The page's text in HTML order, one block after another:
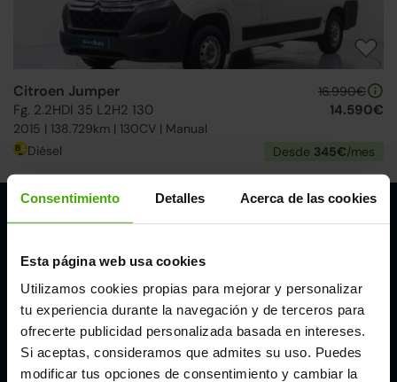
Consentimiento Detalles Acerca de las cookies
Esta página web usa cookies
Utilizamos cookies propias para mejorar y personalizar
tu experiencia durante la navegación y de terceros para
ofrecerte publicidad personalizada basada en intereses.
Si aceptas, consideramos que admites su uso. Puedes
modificar tus opciones de consentimiento y cambiar la
Citroen Jumper
Fg. 2.2HDI 35 L2H2 130
2015 | 138.729km | 130CV | Manual
16.990€
14.590€
Diésel Desde 345€/mes
Nuestros puntos de venta Clicars:
Alicante
Córdoba
Madrid